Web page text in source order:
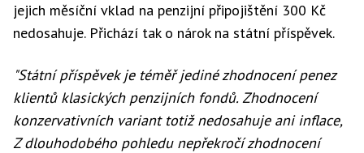
jejich měsíční vklad na penzijní připojištění 300 Kč
nedosahuje. Přichází tak o nárok na státní příspěvek.
"Státní příspěvek je téměř jediné zhodnocení penez
klientů klasických penzijních fondů. Zhodnocení
konzervativních variant totiž nedosahuje ani inflace,
Z dlouhodobého pohledu nepřekročí zhodnocení